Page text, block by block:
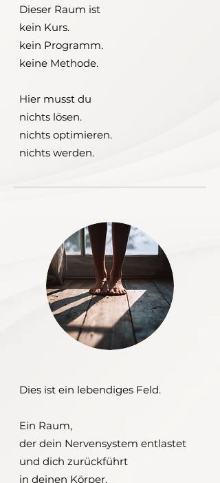
Dieser Raum ist
kein Kurs.
kein Programm.
keine Methode.
Hier musst du
nichts lösen.
nichts optimieren.
nichts werden.
Dies ist ein lebendiges Feld.
Ein Raum,
der dein Nervensystem entlastet
und dich zurückführt
in deinen Körper.